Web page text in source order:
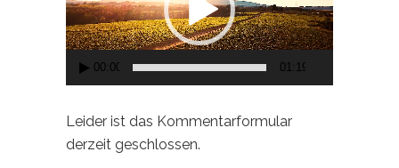
00:00 01:19
Leider ist das Kommentarformular
derzeit geschlossen.